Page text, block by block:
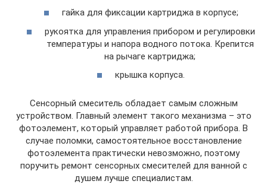
гайка для фиксации картриджа в корпусе;
рукоятка для управления прибором и регулировки
температуры и напора водного потока. Крепится
на рычаге картриджа;
крышка корпуса.
Сенсорный смеситель обладает самым сложным
устройством. Главный элемент такого механизма – это
фотоэлемент, который управляет работой прибора. В
случае поломки, самостоятельное восстановление
фотоэлемента практически невозможно, поэтому
поручить ремонт сенсорных смесителей для ванной с
душем лучше специалистам.